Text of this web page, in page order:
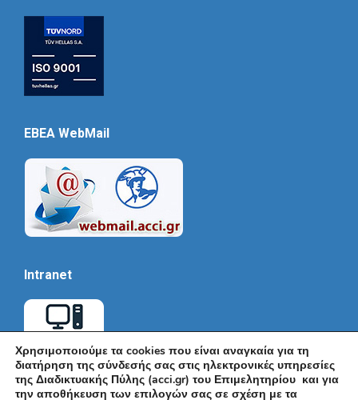
EBEA WebMail
Intranet
Χρησιμοποιούμε τα cookies που είναι αναγκαία για τη
διατήρηση της σύνδεσής σας στις ηλεκτρονικές υπηρεσίες
της Διαδικτυακής Πύλης (acci.gr) του Επιμελητηρίου και για
την αποθήκευση των επιλογών σας σε σχέση με τα